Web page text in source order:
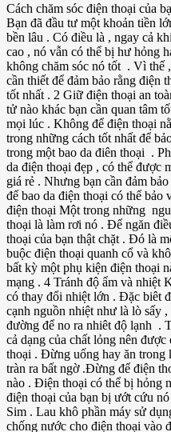
Cách chăm sóc điện thoại của
Bạn đã đầu tư một khoản tiền
bền lâu . Có điều là , ngay cả
cao , nó vẫn có thể bị hư hỏng
không chăm sóc nó tốt . Vì thế
cần thiết để đảm bảo rằng điện
tốt nhất . 2 Giữ điện thoại an
tử nào khác bạn cần quan tâm
mọi lúc . Không để điện thoại
trong những cách tốt nhất để
trong một bao da điên thoại .
da điện thoại đẹp , có thể được
giá rẻ . Nhưng bạn cần đảm
để bao da điện thoại có thể
điện thoại Một trong những
thoại là làm rơi nó . Để ngăn
thoại của bạn thật chặt . Đó là
buộc điện thoại quanh cổ và
bất kỳ một phụ kiện điện thoại
mạng . 4 Tránh độ ẩm và nhiệt
có thay đổi nhiệt lớn . Đặc biêt
cạnh nguồn nhiệt như là lò sấy
đường để no ra nhiêt độ lạnh .
cả dạng của chất lỏng nên
thoại . Đừng uống hay ăn trong
tràn ra bất ngờ .Đừng để điện
nào . Điện thoại có thể bị hỏng
điện thoại của bạn bị ướt cứu
Sim . Lau khô phần máy sử
chống nước cho điện thoại vào